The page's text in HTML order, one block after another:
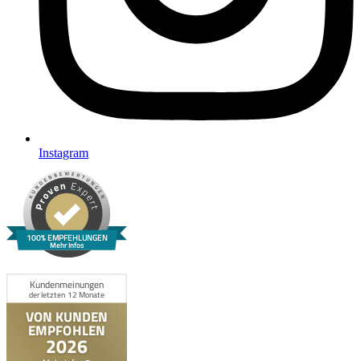
Instagram
100% EMPFEHLUNGEN
Mehr Infos